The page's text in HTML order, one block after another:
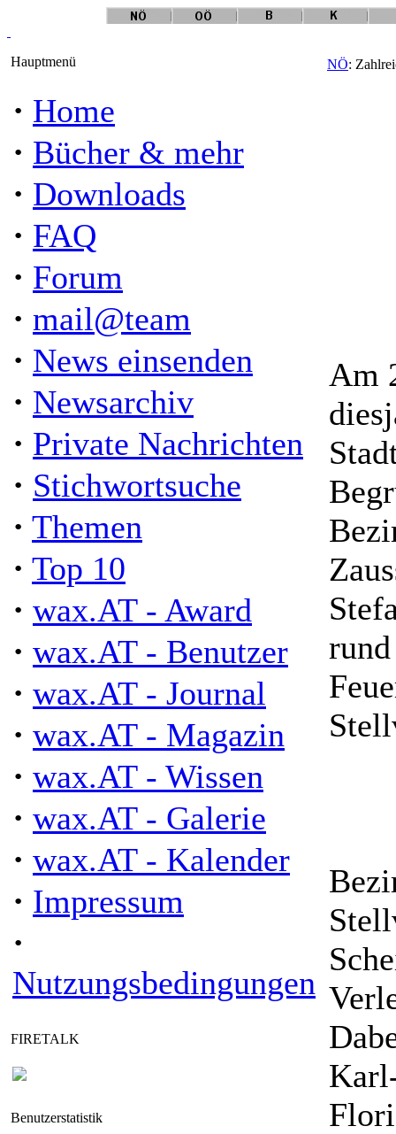
Hauptmenü
· Home
· Bücher & mehr
· Downloads
· FAQ
· Forum
· mail@team
· News einsenden
· Newsarchiv
· Private Nachrichten
· Stichwortsuche
· Themen
· Top 10
· wax.AT - Award
· wax.AT - Benutzer
· wax.AT - Journal
· wax.AT - Magazin
· wax.AT - Wissen
· wax.AT - Galerie
· wax.AT - Kalender
· Impressum
·
Nutzungsbedingungen
FIRETALK
Benutzerstatistik
NÖ:
Am